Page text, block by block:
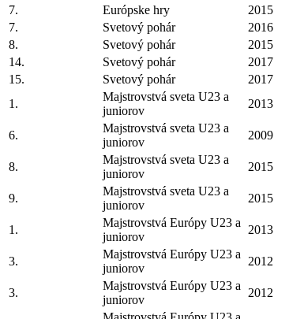
7.
Európske hry 2015
7.
Svetový pohár 2016
8.
Svetový pohár 2015
14.
Svetový pohár 2017
15.
Svetový pohár 2017
1.
Majstrovstvá sveta U23 a
juniorov
2013
6.
Majstrovstvá sveta U23 a
juniorov
2009
8.
Majstrovstvá sveta U23 a
juniorov
2015
9.
Majstrovstvá sveta U23 a
juniorov
2015
1.
Majstrovstvá Európy U23 a
juniorov
2013
3.
Majstrovstvá Európy U23 a
juniorov
2012
3.
Majstrovstvá Európy U23 a
juniorov
2012